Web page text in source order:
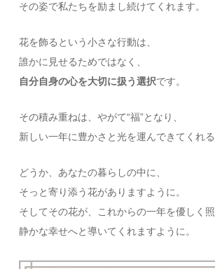
その姿で私たちを励まし続けてくれます。
花を飾るという小さな行動は、
誰かに見せるためではなく、
自分自身の心を大切に扱う選択です。
その積み重ねは、やがて“福”となり、
新しい一年に豊かさと光を運んできてくれる
どうか、あなたの暮らしの中に、
そっと寄り添う花がありますように。
そしてその花が、これからの一年を優しく照
静かな幸せへと導いてくれますように。